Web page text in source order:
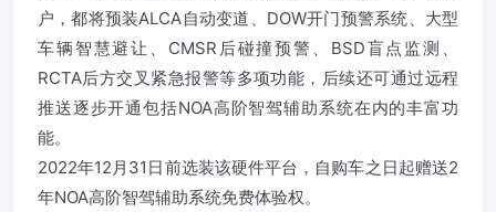
户，都将预装ALCA自动变道、DOW开门预警系统、大型
车辆智慧避让、CMSR后碰撞预警、BSD盲点监测、
RCTA后方交叉紧急报警等多项功能，后续还可通过远程
推送逐步开通包括NOA高阶智驾辅助系统在内的丰富功
能。
2022年12月31日前选装该硬件平台，自购车之日起赠送2
年NOA高阶智驾辅助系统免费体验权。